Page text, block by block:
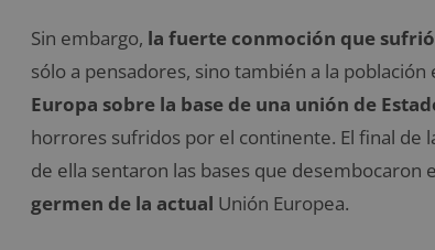
Sin embargo, la fuerte conmoción que
sólo a pensadores, sino también a la
Europa sobre la base de una unión de
horrores sufridos por el continente. El final de
de ella sentaron las bases que desembocaron
germen de la actual Unión Europea.